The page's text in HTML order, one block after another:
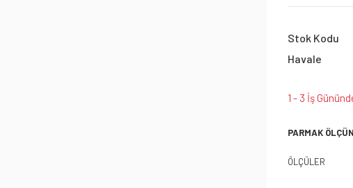
Stok Kodu
Havale
1 - 3 İş
PARMAK
ÖLÇÜLER